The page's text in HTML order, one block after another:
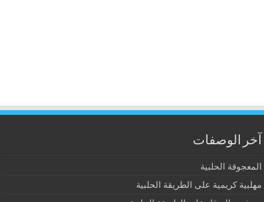
آخر الوصفات
المعجوقة الحلبية
مهلبية كريمية على الطريقة الحلبية